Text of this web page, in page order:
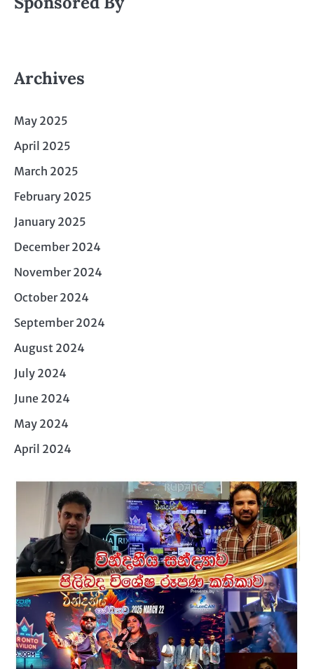
Archives
May 2025
April 2025
March 2025
February 2025
January 2025
December 2024
November 2024
October 2024
September 2024
August 2024
July 2024
June 2024
May 2024
April 2024